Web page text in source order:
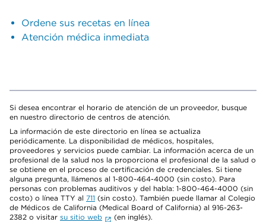
Ordene sus recetas en línea
Atención médica inmediata
Si desea encontrar el horario de atención de un proveedor, busque
en nuestro directorio de centros de atención.
La información de este directorio en línea se actualiza
periódicamente. La disponibilidad de médicos, hospitales,
proveedores y servicios puede cambiar. La información acerca de un
profesional de la salud nos la proporciona el profesional de la salud o
se obtiene en el proceso de certificación de credenciales. Si tiene
alguna pregunta, llámenos al 1-800-464-4000 (sin costo). Para
personas con problemas auditivos y del habla: 1-800-464-4000 (sin
costo) o línea TTY al 711 (sin costo). También puede llamar al Colegio
de Médicos de California (Medical Board of California) al 916-263-
2382 o visitar su sitio web
(en inglés).